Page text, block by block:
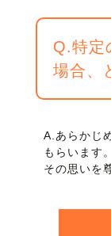
Q.特定
場合、
A.あらかじ
もらいます。
その思いを